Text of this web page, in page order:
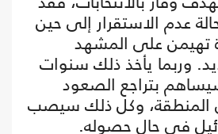
عدم الاستقرار إلى حين
تهيمن على المشهد
وربما يأخذ ذلك سنوات
بتراجع الصعود
المنطقة، وكل ذلك سيصب
في حال حصوله.